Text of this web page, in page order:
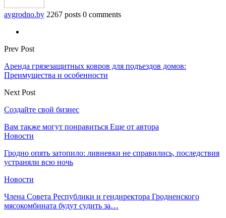
avgrodno.by 2267 posts 0 comments
Prev Post
Аренда грязезащитных ковров для подъездов домов:
Преимущества и особенности
Next Post
Создайте свой бизнес
Вам также могут понравиться Еще от автора
Новости
Гродно опять затопило: ливневки не справились, последствия
устраняли всю ночь
Новости
Члена Совета Республики и гендиректора Гродненского
мясокомбината будут судить за…